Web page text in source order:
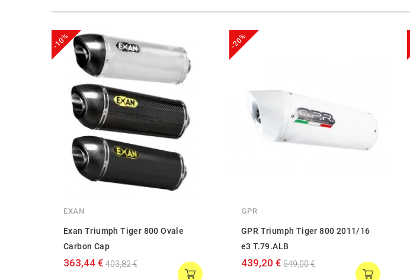
-10%
EXAN
Exan Triumph Tiger 800 Ovale
Carbon Cap
363,44 € 403,82 €
-20%
GPR
GPR Triumph Tiger 800 2011/16
e3 T.79.ALB
439,20 € 549,00 €